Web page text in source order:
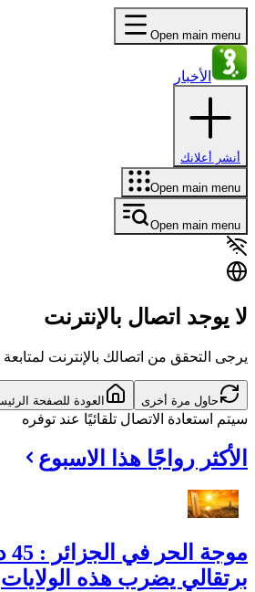
Open main menu
الأخبار
أنشر أعلانك
Open main menu
Open main menu
لا يوجد اتصال بالإنترنت
يرجى التحقق من اتصالك بالإنترنت
حاول مرة أخرى العودة للصفحة
سيتم استعادة الاتصال تلقائيًا عند توفره
الأكثر رواجًا هذا الاسبوع
برتقالي يضرب هذه الولايات